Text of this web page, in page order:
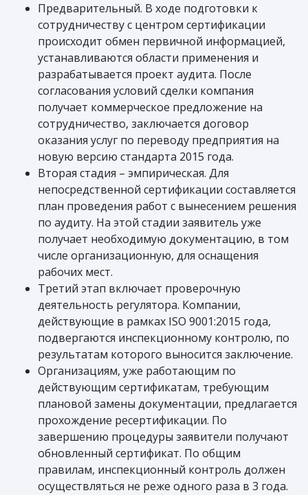
Предварительный. В ходе подготовки к
сотрудничеству с центром сертификации
происходит обмен первичной информацией,
устанавливаются области применения и
разрабатывается проект аудита. После
согласования условий сделки компания
получает коммерческое предложение на
сотрудничество, заключается договор
оказания услуг по переводу предприятия на
новую версию стандарта 2015 года.
Вторая стадия – эмпирическая. Для
непосредственной сертификации составляется
план проведения работ с вынесением решения
по аудиту. На этой стадии заявитель уже
получает необходимую документацию, в том
числе организационную, для оснащения
рабочих мест.
Третий этап включает проверочную
деятельность регулятора. Компании,
действующие в рамках ISO 9001:2015 года,
подвергаются инспекционному контролю, по
результатам которого выносится заключение.
Организациям, уже работающим по
действующим сертификатам, требующим
плановой замены документации, предлагается
прохождение ресертификации. По
завершению процедуры заявители получают
обновленный сертификат. По общим
правилам, инспекционный контроль должен
осуществляться не реже одного раза в 3 года.